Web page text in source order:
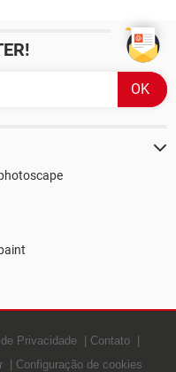
Privacidade
Contato
Configuração de cookies